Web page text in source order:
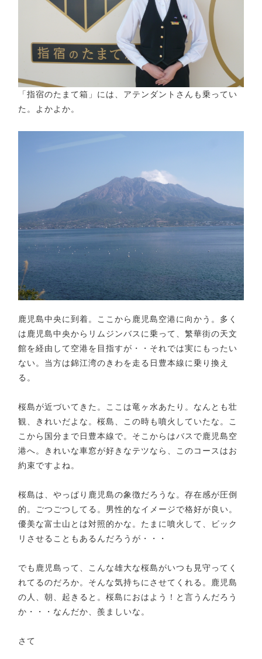
「指宿のたまて箱」には、アテンダントさんも乗ってい
た。よかよか。
鹿児島中央に到着。ここから鹿児島空港に向かう。多く
は鹿児島中央からリムジンバスに乗って、繁華街の天文
館を経由して空港を目指すが・・それでは実にもったい
ない。当方は錦江湾のきわを走る日豊本線に乗り換え
る。
桜島が近づいてきた。ここは竜ヶ水あたり。なんとも壮
観、きれいだよな。桜島、この時も噴火していたな。こ
こから国分まで日豊本線で。そこからはバスで鹿児島空
港へ。きれいな車窓が好きなテツなら、このコースはお
約束ですよね。
桜島は、やっぱり鹿児島の象徴だろうな。存在感が圧倒
的。ごつごつしてる。男性的なイメージで格好が良い。
優美な富士山とは対照的かな。たまに噴火して、ビック
リさせることもあるんだろうが・・・
でも鹿児島って、こんな雄大な桜島がいつも見守ってく
れてるのだろか。そんな気持ちにさせてくれる。鹿児島
の人、朝、起きると。桜島におはよう！と言うんだろう
か・・・なんだか、羨ましいな。
さて